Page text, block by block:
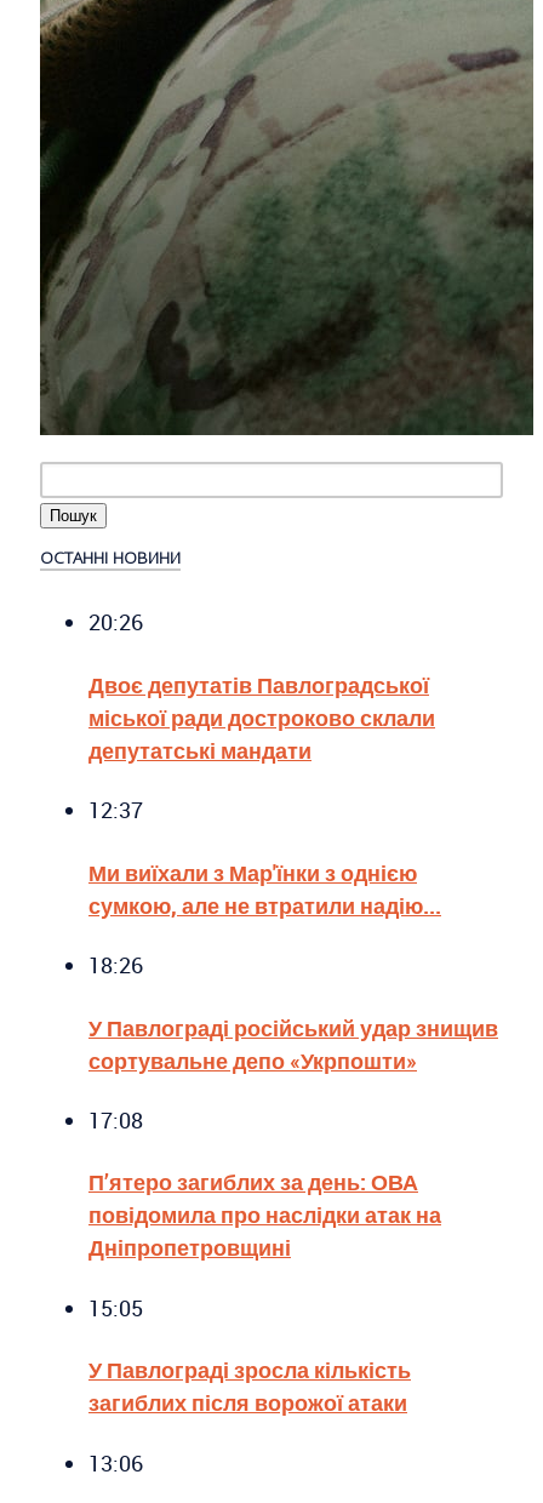
ОСТАННІ НОВИНИ
20:26
Двоє депутатів Павлоградської
міської ради достроково склали
депутатські мандати
12:37
Ми виїхали з Мар'їнки з однією
сумкою, але не втратили надію...
18:26
У Павлограді російський удар знищив
сортувальне депо «Укрпошти»
17:08
П’ятеро загиблих за день: ОВА
повідомила про наслідки атак на
Дніпропетровщині
15:05
У Павлограді зросла кількість
загиблих після ворожої атаки
13:06